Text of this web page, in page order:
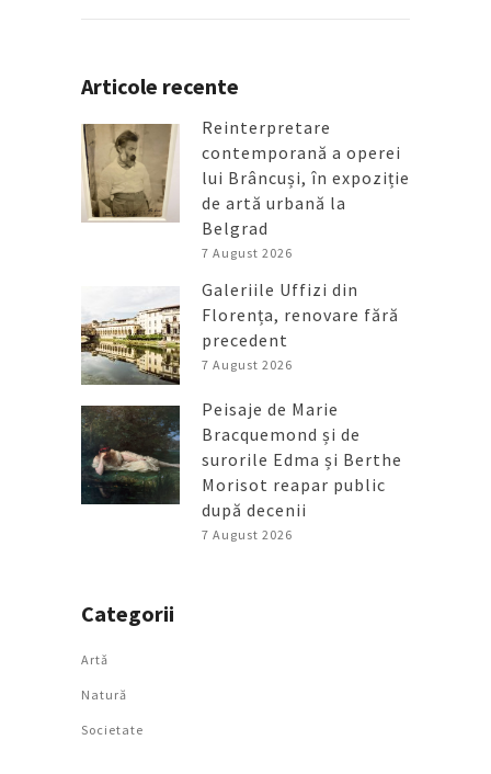
Articole recente
Reinterpretare
contemporană a operei
lui Brâncuși, în expoziție
de artă urbană la
Belgrad
7 August 2026
Galeriile Uffizi din
Florența, renovare fără
precedent
7 August 2026
Peisaje de Marie
Bracquemond și de
surorile Edma și Berthe
Morisot reapar public
după decenii
7 August 2026
Categorii
Artǎ
Natură
Societate